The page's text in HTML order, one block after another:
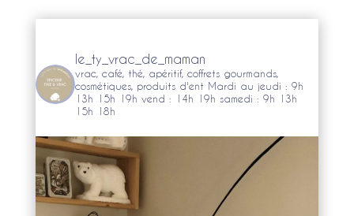
le_ty_vrac_de_maman
vrac, café, thé, apéritif, coffrets gourmands,
cosmétiques, produits d'ent Mardi au jeudi : 9h
13h 15h 19h vend : 14h 19h samedi : 9h 13h
15h 18h